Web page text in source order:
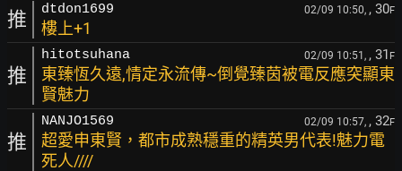
推 dtdon1699 02/09 10:50, , 30F
樓上+1
推
hitotsuhana 02/09 10:51, , 31 F
東臻恆久遠,情定永流傳~倒覺臻茵被電反應突顯東
賢魅力
推
NANJO1569 02/09 10:57, , 32F
超愛申東賢，都市成熟穩重的精英男代表!魅力電
死人////